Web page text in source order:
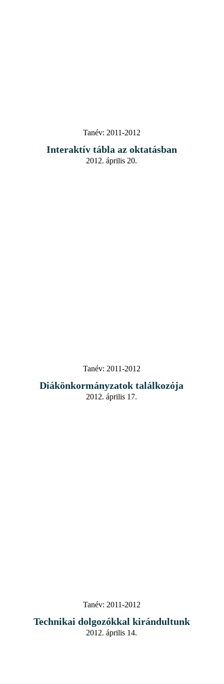
Tanév: 2011-2012
Interaktív tábla az oktatásban
2012. április 20.
Tanév: 2011-2012
Diákönkormányzatok találkozója
2012. április 17.
Tanév: 2011-2012
Technikai dolgozókkal kirándultunk
2012. április 14.